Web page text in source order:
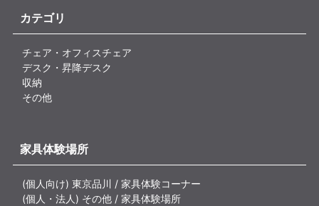
カテゴリ
チェア・オフィスチェア
デスク・昇降デスク
収納
その他
家具体験場所
(個人向け) 東京品川 / 家具体験コーナー
(個人・法人) その他 / 家具体験場所